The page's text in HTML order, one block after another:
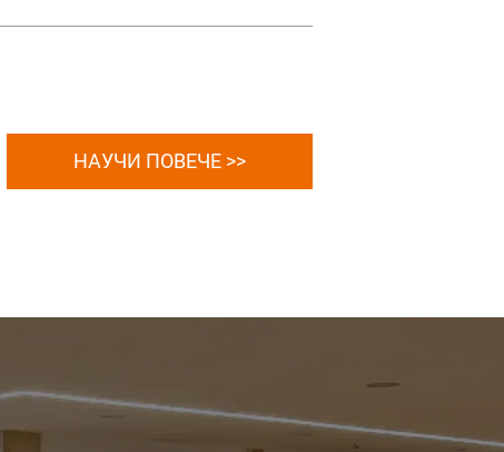
НАУЧИ ПОВЕЧЕ >>